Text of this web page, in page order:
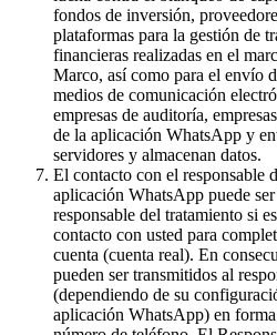
fondos de inversión,
plataformas para la gestión de
financieras realizadas en el
Marco, así como para el envío
medios de comunicación
empresas de auditoría,
de la aplicación WhatsApp y
servidores y almacenan datos.
El contacto con el responsable
aplicación WhatsApp puede
responsable del tratamiento si
contacto con usted para
cuenta (cuenta real). En
pueden ser transmitidos al
(dependiendo de su
aplicación WhatsApp) en